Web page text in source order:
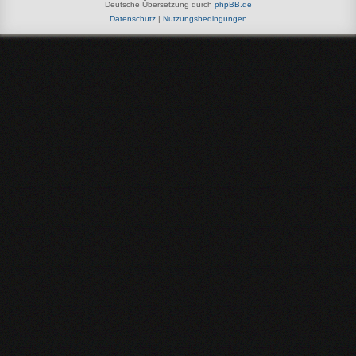
Deutsche Übersetzung durch phpBB.de
Datenschutz| Nutzungsbedingungen